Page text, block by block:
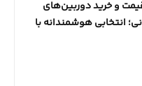
و خرید دوربین‌های
انتخابی هوشمندانه با